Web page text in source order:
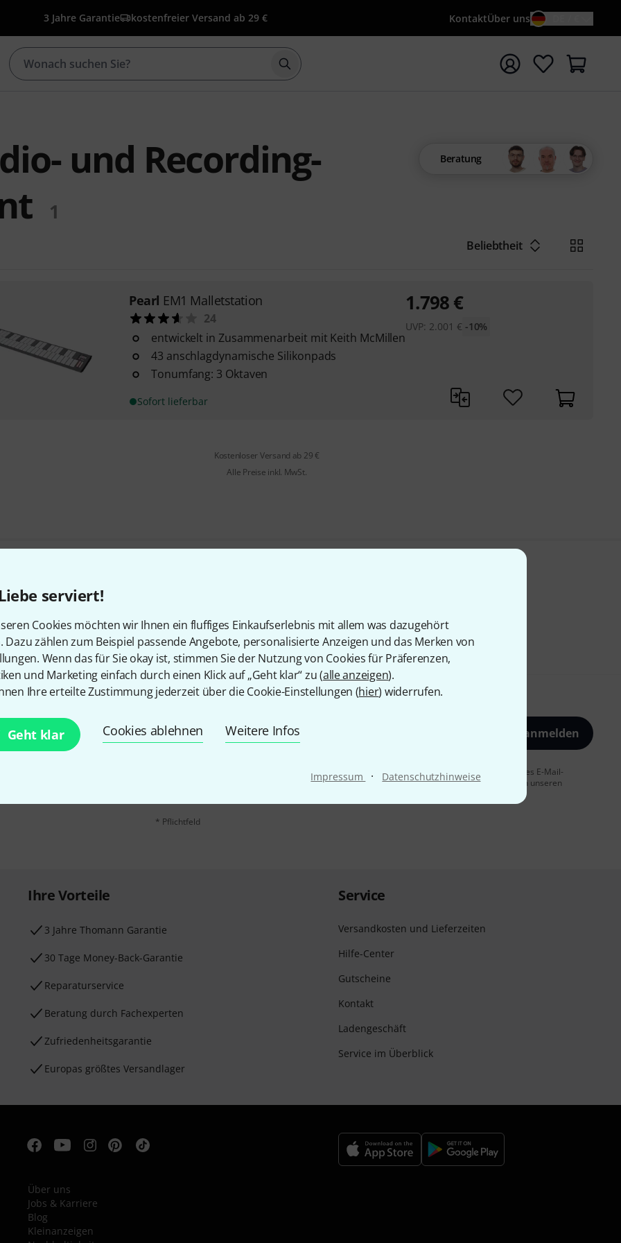
serviert!
Cookies möchten wir Ihnen ein fluffiges Einkaufserlebnis mit allem was dazugehört
Dazu zählen zum Beispiel passende Angebote, personalisierte Anzeigen und das Merken von
Wenn das für Sie okay ist, stimmen Sie der Nutzung von Cookies für Präferenzen,
und Marketing einfach durch einen Klick auf „Geht klar“ zu (alle anzeigen).
Ihre erteilte Zustimmung jederzeit über die Cookie-Einstellungen (hier) widerrufen.
Geht klar Cookies ablehnen Weitere Infos
Impressum · Datenschutzhinweise
3 Jahre Garantie kostenfreier Versand ab 29 € KontaktÜber uns
Suche mit Suchwort {searchTerm} starten
und Recording-
1
Beratung
Beliebtheit
Pearl EM1 Malletstation
24
entwickelt in Zusammenarbeit mit Keith McMillen
43 anschlagdynamische Silikonpads
Tonumfang: 3 Oktaven
Sofort lieferbar
1.798€
UVP: 2.001 € -10%
Kostenloser Versand ab 29 €
Alle Preise inkl. MwSt.
Teilen Hilfe & Feedback
mit etwas Glück
E-Mail-Adresse* Jetzt anmelden
Mit Klick auf „Jetzt anmelden“ stimmen Sie dem Erhalt von E-Mail-Werbung und einer Messung des E-Mail-
Nutzungsverhaltens zu. Die Abmeldung ist jederzeit möglich. Weitere Informationen finden Sie in unseren
* Pflichtfeld
Ihre Vorteile
3 Jahre Thomann Garantie
30 Tage Money-Back-Garantie
Reparaturservice
Beratung durch Fachexperten
Zufriedenheitsgarantie
Europas größtes Versandlager
Service
Versandkosten und Lieferzeiten
Hilfe-Center
Gutscheine
Kontakt
Ladengeschäft
Service im Überblick
Über uns
Jobs & Karriere
Blog
Kleinanzeigen